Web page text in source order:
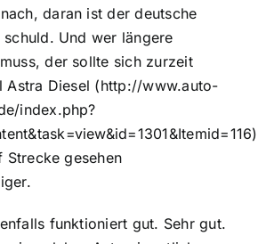
daran ist der deutsche
Und wer längere
der sollte sich zurzeit
Astra Diesel (http://www.auto-
index.php?
Strecke gesehen
funktioniert gut. Sehr gut.